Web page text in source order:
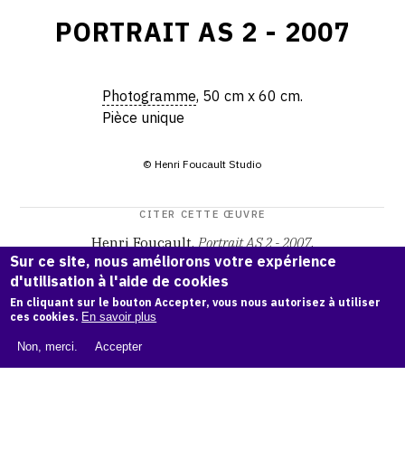
PORTRAIT AS 2 - 2007
Photogramme, 50 cm x 60 cm.
Pièce unique
© Henri Foucault Studio
CITER CETTE ŒUVRE
Henri Foucault, Portrait AS 2 - 2007.
Catalogue raisonné Henri Foucault, OAM.ark:38997/o1pv
7s
COPIER LA CITATION
Sur ce site, nous améliorons votre expérience
d'utilisation à l'aide de cookies
En cliquant sur le bouton Accepter, vous nous autorisez à utiliser
ces cookies. En savoir plus
Non, merci. Accepter